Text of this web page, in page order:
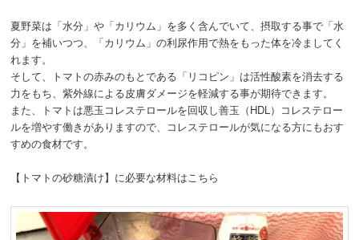
夏野菜は「水分」や「カリウム」を多く含んでいて、摂取する事で「水
分」を補いつつ、「カリウム」の利尿作用で熱をもった体を冷ましてく
れます。
そして、トマトの赤みのもとである「リコピン」は活性酸素を消去する
力をもち、紫外線による皮膚ダメージを軽減する事が期待できます。
また、トマトは悪玉コレステロールを回収し善玉（HDL）コレステロー
ルを増やす働きがありますので、コレステロールが気になる方にもおす
すめの食材です。
【トマトの砂糖漬け】に必要な材料はこちら